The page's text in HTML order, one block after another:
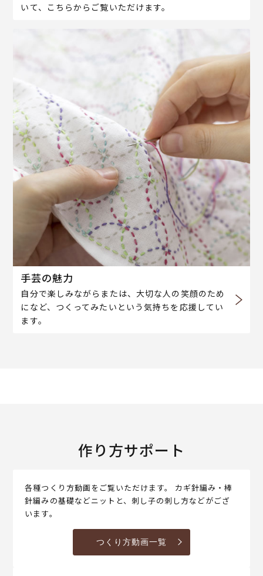
いて、こちらからご覧いただけます。
手芸の魅力
自分で楽しみながらまたは、大切な人の笑顔のため
になど、つくってみたいという気持ちを応援してい
ます。
作り方サポート
各種つくり方動画をご覧いただけます。 カギ針編み・棒
針編みの基礎などニットと、刺し子の刺し方などがござ
います。
つくり方動画一覧